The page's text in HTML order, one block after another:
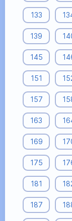
133
139
145
151
157
163
169
175
181
187